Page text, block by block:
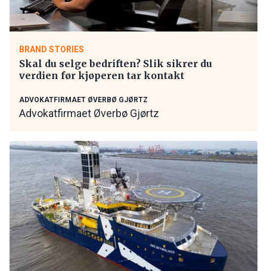
BRAND STORIES
Skal du selge bedriften? Slik sikrer du
verdien før kjøperen tar kontakt
ADVOKATFIRMAET ØVERBØ GJØRTZ
Advokatfirmaet Øverbø Gjørtz